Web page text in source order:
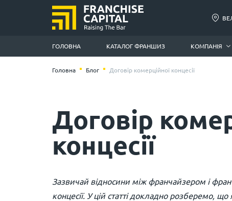
ГОЛОВНА КАТАЛОГ ФРАНШИЗ КОМПАНІЯ
Головна Блог Договір комерційної концесії
Договір
концесії
Зазвичай відносини між франчайзером і
концесії. У цій статті докладно розберемо,